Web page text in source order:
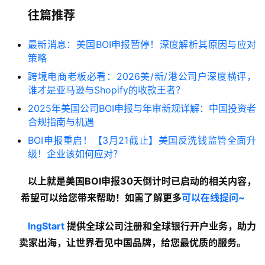
往篇推荐
最新消息：美国BOI申报暂停！深度解析其原因与应对
策略
跨境电商老板必看：2026美/新/港公司户深度横评，
谁才是亚马逊与Shopify的收款王者？
2025年美国公司BOI申报与年审新规详解：中国投资者
合规指南与机遇
BOI申报重启！【3月21截止】美国反洗钱监管全面升
级！企业该如何应对？
以上就是美国BOI申报30天倒计时已启动的相关内容，
希望可以给您带来帮助！如需了解更多可以在线提问~
lngStart 提供全球公司注册和全球银行开户业务，助力
卖家出海，让世界看见中国品牌，给您最优质的服务。